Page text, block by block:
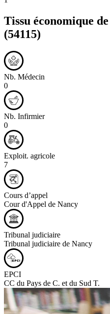
Tissu économique
(54115)
Nb. Médecin
0
Nb. Infirmier
0
Exploit. agricole
7
Cours d’appel
Cour d'Appel de Nancy
Tribunal judiciaire
Tribunal judiciaire de Nancy
EPCI
CC du Pays de C. et du Sud T.